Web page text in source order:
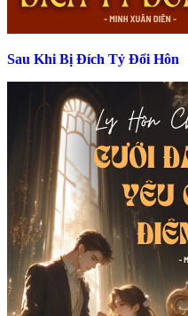
Sau Khi Bị Đích Tỷ Đổi Hôn